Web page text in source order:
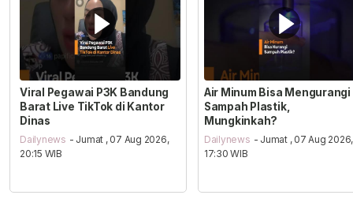
Viral Pegawai P3K Bandung
Barat Live TikTok di Kantor
Dinas
Dailynews - Jumat , 07 Aug 2026,
20:15 WIB
Air Minum Bisa Mengurangi
Sampah Plastik,
Mungkinkah?
Dailynews - Jumat , 07 Aug 2026,
17:30 WIB